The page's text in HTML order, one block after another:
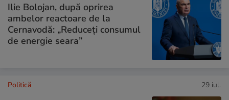
Ilie Bolojan, după oprirea
ambelor reactoare de la
Cernavodă: „Reduceți consumul
de energie seara”
Politică 29 iul.